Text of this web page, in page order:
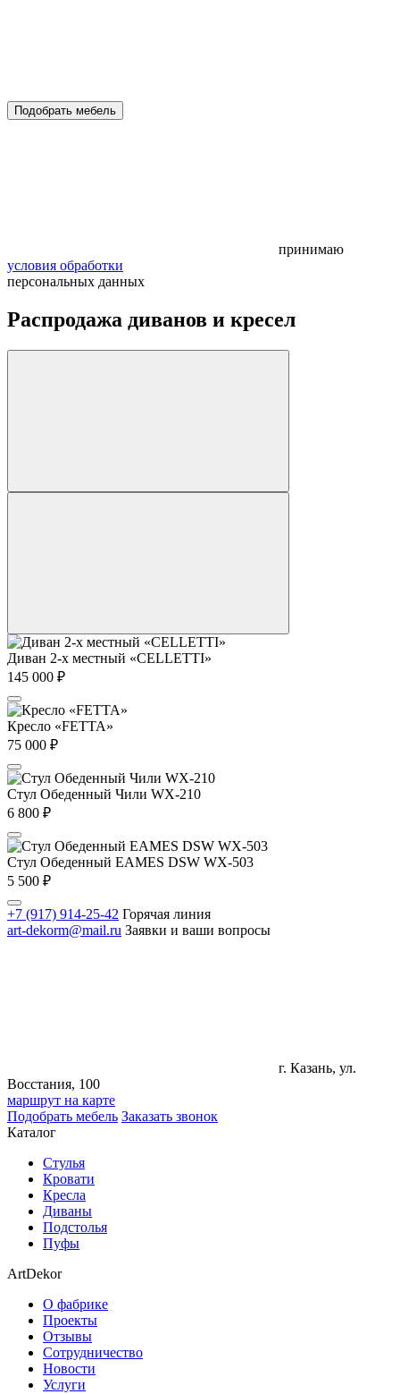
Подобрать мебель
принимаю
условия обработки
персональных данных
Распродажа диванов и кресел
Диван 2-х местный «CELLETTI»
145 000 ₽
Кресло «FETTA»
75 000 ₽
Стул Обеденный Чили WX-210
6 800 ₽
Стул Обеденный EAMES DSW WX-503
5 500 ₽
+7 (917) 914-25-42 Горячая линия
art-dekorm@mail.ru Заявки и ваши вопросы
г. Казань, ул.
Восстания, 100
маршрут на карте
Подобрать мебель Заказать звонок
Каталог
Стулья
Кровати
Кресла
Диваны
Подстолья
Пуфы
ArtDekor
О фабрике
Проекты
Отзывы
Сотрудничество
Новости
Услуги